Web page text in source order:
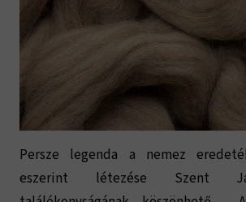
Persze legenda a nemez
eszerint létezése Szent